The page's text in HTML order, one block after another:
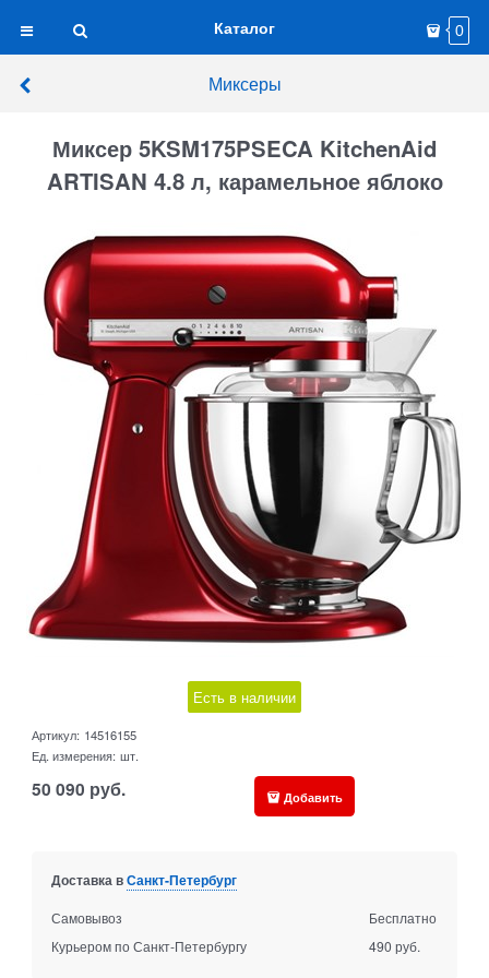
Каталог 0
Миксеры
Миксер 5KSM175PSECA KitchenAid
ARTISAN 4.8 л, карамельное яблоко
Есть в наличии
Артикул: 14516155
Ед. измерения: шт.
50 090 руб. Добавить
Доставка вСанкт-Петербург
Самовывоз
Бесплатно
Курьером по Санкт-Петербургу
490 руб.